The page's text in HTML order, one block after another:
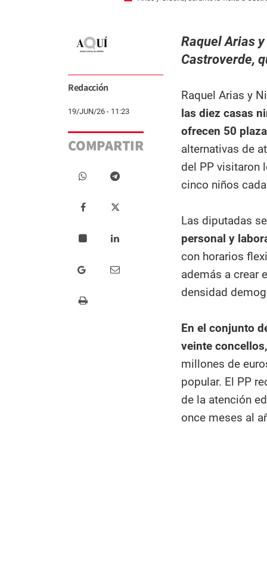
Redacción
19/JUN/26 - 11:23
COMPARTIR
Raquel Arias
Castroverde,
Raquel Arias y
las diez casas
ofrecen 50
alternativas de
del PP visitaron
cinco niños
Las diputadas
personal y
con horarios
además a crear
densidad
En el conjunto
veinte concellos,
millones de
popular. El PP
de la atención
once meses al